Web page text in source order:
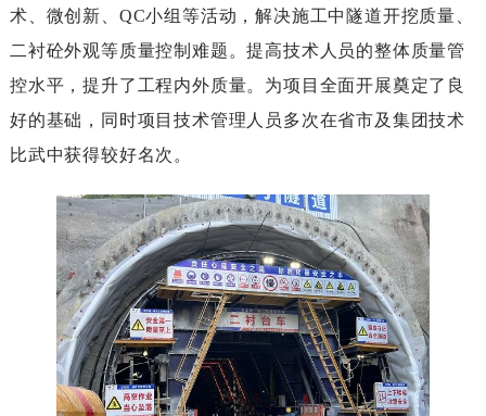
术、微创新、QC小组等活动，解决施工中隧道开挖质量、
二衬砼外观等质量控制难题。提高技术人员的整体质量管
控水平，提升了工程内外质量。为项目全面开展奠定了良
好的基础，同时项目技术管理人员多次在省市及集团技术
比武中获得较好名次。